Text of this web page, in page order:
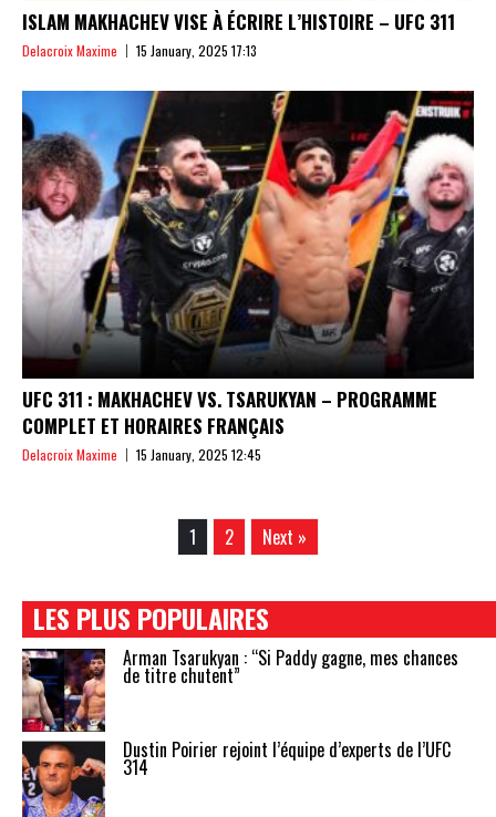
ISLAM MAKHACHEV VISE À ÉCRIRE L’HISTOIRE – UFC 311
Delacroix Maxime 15 January, 2025 17:13
UFC 311 : MAKHACHEV VS. TSARUKYAN – PROGRAMME
COMPLET ET HORAIRES FRANÇAIS
Delacroix Maxime 15 January, 2025 12:45
1 2 Next »
LES PLUS POPULAIRES
Arman Tsarukyan : “Si Paddy gagne, mes chances
de titre chutent”
Dustin Poirier rejoint l’équipe d’experts de l’UFC
314